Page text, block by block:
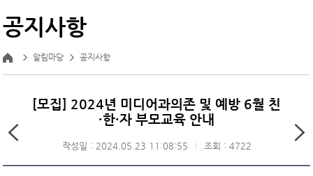
공지사항
알림마당 공지사항
[모집] 2024년 미디어과의존 및 예방 6월 친
·한·자 부모교육 안내
작성일 : 2024.05.23 11:08:55 조회 : 4722